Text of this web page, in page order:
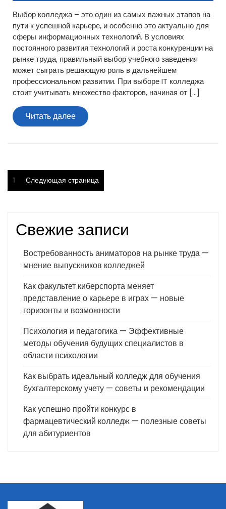
Выбор колледжа – это один из самых важных этапов на
пути к успешной карьере, и особенно это актуально для
сферы информационных технологий. В условиях
постоянного развития технологий и роста конкуренции на
рынке труда, правильный выбор учебного заведения
может сыграть решающую роль в дальнейшем
профессиональном развитии. При выборе IT колледжа
стоит учитывать множество факторов, начиная от […]
Читать далееЧитать
далее
Пагинация
записей
Страница
1 Следующая страница
Свежие записи
Востребованность аниматоров на рынке труда —
мнение выпускников колледжей
Как факультет киберспорта меняет
представление о карьере в играх — новые
горизонты и возможности
Психология и педагогика — Эффективные
методы обучения будущих специалистов в
области психологии
Как выбрать идеальный колледж для обучения
бухгалтерскому учету — советы и рекомендации
Как успешно пройти конкурс в
фармацевтический колледж — полезные советы
для абитуриентов